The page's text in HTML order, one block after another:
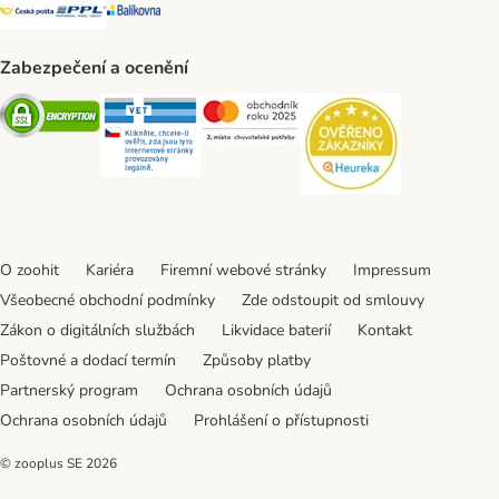
Zabezpečení a ocenění
Security Security Security
O zoohit Kariéra Firemní webové stránky
Impressum
Všeobecné obchodní podmínky
Zde odstoupit od smlouvy
Zákon o digitálních službách
Likvidace baterií
Kontakt
Poštovné a dodací termín
Způsoby platby
Partnerský program
Ochrana osobních údajů
Ochrana osobních údajů
Prohlášení o přístupnosti
© zooplus SE 2026